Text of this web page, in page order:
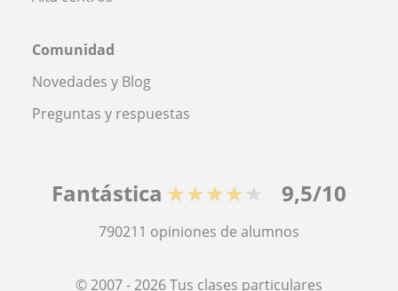
Comunidad
Novedades y Blog
Preguntas y respuestas
Fantástica ★★★★★ 9,5/10
790211 opiniones de alumnos
© 2007 - 2026 Tus clases particulares